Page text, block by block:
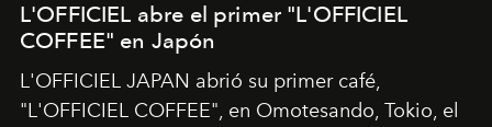
L'OFFICIEL abre el primer "L'OFFICIEL
COFFEE" en Japón
L'OFFICIEL JAPAN abrió su primer café,
"L'OFFICIEL COFFEE", en Omotesando, Tokio, el